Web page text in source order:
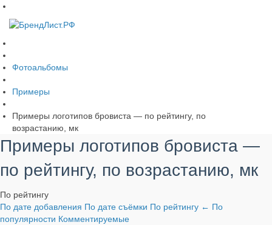
Фотоальбомы
Примеры
Примеры логотипов бровиста — по рейтингу, по
возрастанию, мк
Примеры логотипов бровиста —
по рейтингу, по возрастанию, мк
По рейтингу
По дате добавления По дате съёмки По рейтингу ← По
популярности Комментируемые